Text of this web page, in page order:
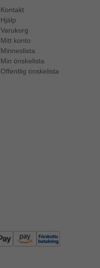
Kontakt
Hjälp
Varukorg
Mitt konto
Minneslista
Min önskelista
Offentlig önskelista